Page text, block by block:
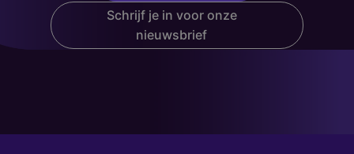
Schrijf je in voor onze
nieuwsbrief